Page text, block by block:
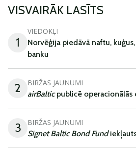
VISVAIRĀK LASĪTS
1
VIEDOKĻI
Norvēģija piedāvā naftu,
banku
2 BIRŽAS JAUNUMI
airBalticpublicē operacionālās
3 BIRŽAS JAUNUMI
Signet Baltic Bond Fund